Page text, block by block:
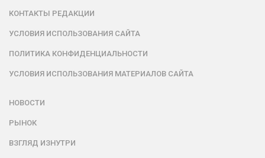
КОНТАКТЫ РЕДАКЦИИ
УСЛОВИЯ ИСПОЛЬЗОВАНИЯ САЙТА
ПОЛИТИКА КОНФИДЕНЦИАЛЬНОСТИ
УСЛОВИЯ ИСПОЛЬЗОВАНИЯ МАТЕРИАЛОВ САЙТА
НОВОСТИ
РЫНОК
ВЗГЛЯД ИЗНУТРИ